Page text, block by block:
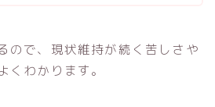
ので、現状維持が続く苦しさや
くわかります。